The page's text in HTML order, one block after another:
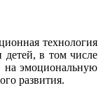
технология
детей, в том числе
эмоциональную
развития.